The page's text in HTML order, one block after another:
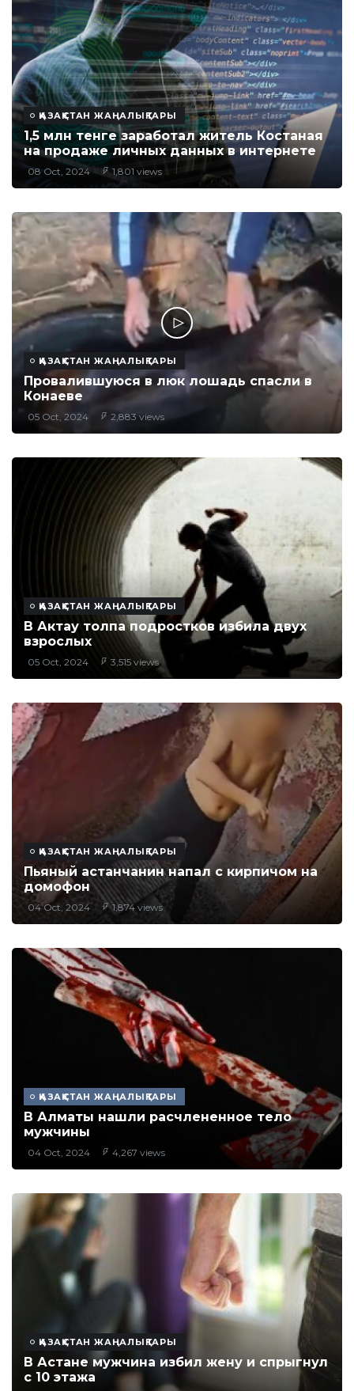
ҚАЗАҚСТАН ЖАҢАЛЫҚТАРЫ
1,5 млн тенге заработал житель Костаная
на продаже личных данных в интернете
08 Oct, 2024 1,801 views
ҚАЗАҚСТАН ЖАҢАЛЫҚТАРЫ
Провалившуюся в люк лошадь спасли в
Конаеве
05 Oct, 2024 2,883 views
ҚАЗАҚСТАН ЖАҢАЛЫҚТАРЫ
В Актау толпа подростков избила двух
взрослых
05 Oct, 2024 3,515 views
ҚАЗАҚСТАН ЖАҢАЛЫҚТАРЫ
Пьяный астанчанин напал с кирпичом на
домофон
04 Oct, 2024 1,874 views
ҚАЗАҚСТАН ЖАҢАЛЫҚТАРЫ
В Алматы нашли расчлененное тело
мужчины
04 Oct, 2024 4,267 views
ҚАЗАҚСТАН ЖАҢАЛЫҚТАРЫ
В Астане мужчина избил жену и спрыгнул
с 10 этажа